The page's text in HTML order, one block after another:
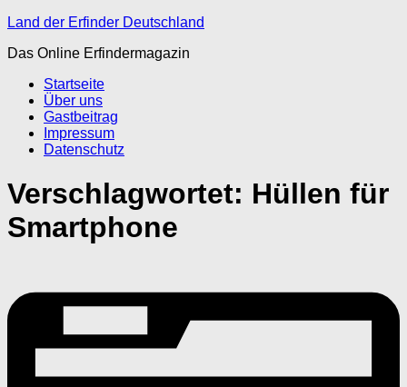
Land der Erfinder Deutschland
Das Online Erfindermagazin
Startseite
Über uns
Gastbeitrag
Impressum
Datenschutz
Verschlagwortet: Hüllen für
Smartphone